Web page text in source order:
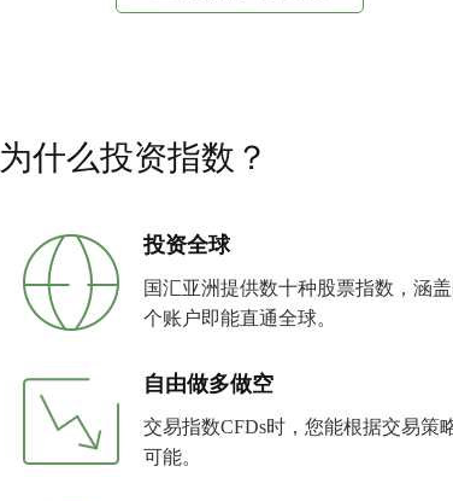
为什么投资指数？
投资全球
国汇亚洲提供数十种股票指数，涵
个账户即能直通全球。
自由做多做空
交易指数CFDs时，您能根据交易策
可能。